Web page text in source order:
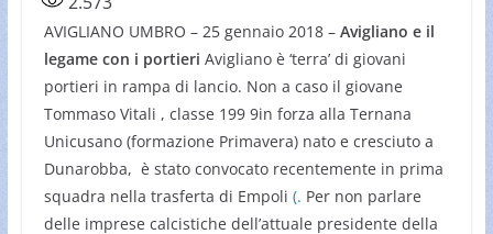
AVIGLIANO UMBRO – 25 gennaio 2018 – Avigliano e il
legame con i portieri Avigliano è ‘terra’ di giovani
portieri in rampa di lancio. Non a caso il giovane
Tommaso Vitali , classe 199 9in forza alla Ternana
Unicusano (formazione Primavera) nato e cresciuto a
Dunarobba, è stato convocato recentemente in prima
squadra nella trasferta di Empoli (. Per non parlare
delle imprese calcistiche dell’attuale presidente della